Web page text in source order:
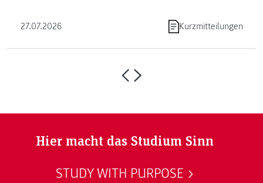
27.07.2026
Kurzmitteilungen
Hier macht das Studium Sinn
STUDY WITH PURPOSE